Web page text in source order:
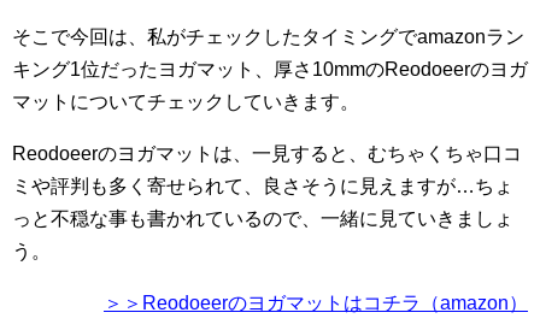
そこで今回は、私がチェックしたタイミングでamazonラン
キング1位だったヨガマット、厚さ10mmのReodoeerのヨガ
マットについてチェックしていきます。
Reodoeerのヨガマットは、一見すると、むちゃくちゃ口コ
ミや評判も多く寄せられて、良さそうに見えますが…ちょ
っと不穏な事も書かれているので、一緒に見ていきましょ
う。
＞＞Reodoeerのヨガマットはコチラ（amazon）